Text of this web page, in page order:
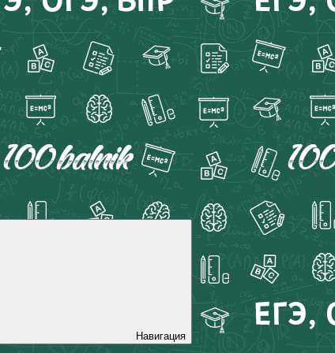
Навигация